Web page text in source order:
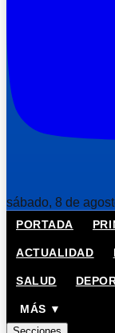
sábado, 8 de
PORTADA
ACTUALIDAD
SALUD
MÁS ▼